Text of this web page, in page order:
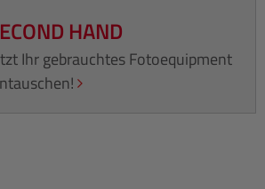
HAND
Ihr gebrauchtes Fotoequipment